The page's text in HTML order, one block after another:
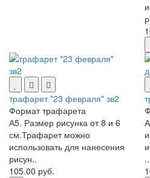
трафарет "23 февраля" зв2
Формат трафарета
А5. Размер рисунка от 8 и 6
см.Трафарет можно
использовать для нанесения
рисун..
105.00 руб.
..